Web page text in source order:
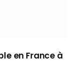
en France à